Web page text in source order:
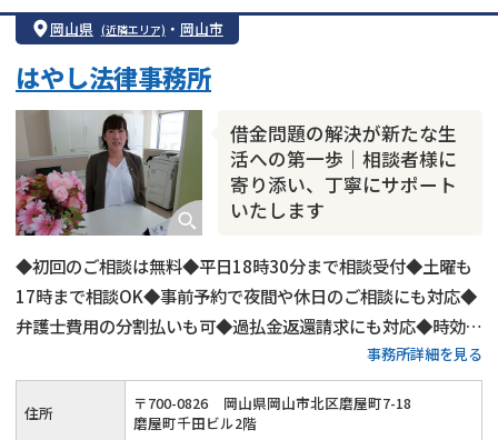
借金返済相談・交渉
自己破産
任意整理
個人再生
時効援用
会社破産・法人破産
カードローン
奨学金
岡山県 (近隣エリア) ・ 岡山市
借金問題の解決が新たな生
活への第一歩｜相談者様に
寄り添い、丁寧にサポート
いたします
はやし法律事務所
◆初回のご相談は無料◆平日18時30分まで相談受付◆土曜も
17時まで相談OK◆事前予約で夜間や休日のご相談にも対応◆
弁護士費用の分割払いも可◆過払金返還請求にも対応◆時効の
援用手続きも承ります◆JR「岡山駅」から徒歩10分◆岡山電
気軌道「郵便局前」から徒歩2分
事務所詳細を見る
住所 〒700-0826
岡山県岡山市北区磨屋町7-18
磨屋町千田ビル2階